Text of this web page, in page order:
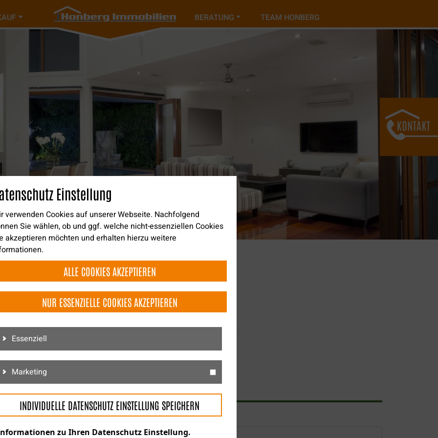
BERATUNG TEAM HONBERG
Vermietung Ihrer Immobilie.
Expertise garantieren wir die Ermittlung eines geeigneten Mieters.
Nehmen Sie mit uns Kontakt auf
Einstellung
verwenden Cookies auf unserer Webseite. Nachfolgend
Sie wählen, ob und ggf. welche nicht-essenziellen Cookies
akzeptieren möchten und erhalten hierzu weitere
ALLE COOKIES AKZEPTIEREN
NUR ESSENZIELLE COOKIES AKZEPTIEREN
Essenziell
Marketing
INDIVIDUELLE DATENSCHUTZ EINSTELLUNG SPEICHERN
zu Ihren Datenschutz Einstellung.